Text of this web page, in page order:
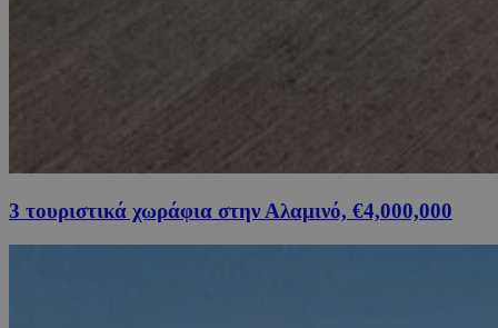
3 τουριστικά χωράφια στην Αλαμινό, €4,000,000